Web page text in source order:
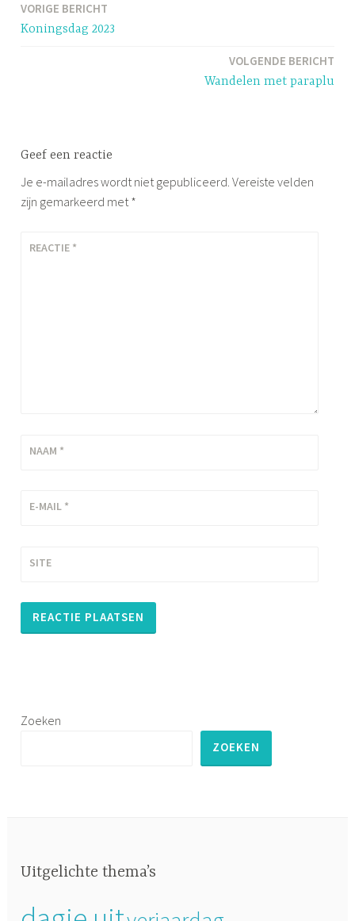
e
i
t
e
,
Bericht
navigatie
VORIGE BERICHT
Koningsdag 2023
VOLGENDE BERICHT
Wandelen met paraplu
Geef een reactie
Je e-mailadres wordt niet gepubliceerd. Vereiste velden
zijn gemarkeerd met *
REACTIE *
NAAM *
E-MAIL *
SITE
Zoeken
ZOEKEN
Uitgelichte thema’s